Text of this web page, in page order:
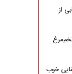
از
خوب